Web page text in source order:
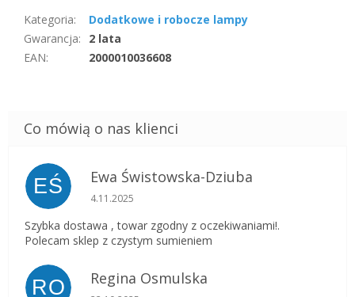
Kategoria:
Dodatkowe i robocze lampy
Gwarancja:
2 lata
EAN: 2000010036608
EŚ Ewa Świstowska-Dziuba
Ocena sklepu to 5 na 5 gwiazdek.
4.11.2025
Szybka dostawa , towar zgodny z oczekiwaniami!.
Polecam sklep z czystym sumieniem
RO Regina Osmulska